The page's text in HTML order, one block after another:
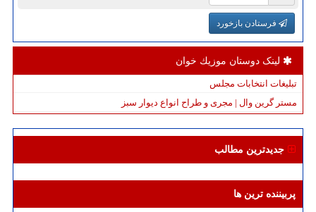
فرستادن بازخورد
لینک دوستان موزیك خوان
تبلیغات انتخابات مجلس
مستر گرین وال | مجری و طراح انواع دیوار سبز
جدیدترین مطالب
پربیننده ترین ها